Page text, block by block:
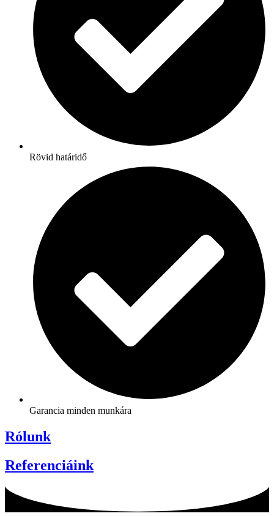
Rövid határidő
Garancia minden munkára
Rólunk
Referenciáink